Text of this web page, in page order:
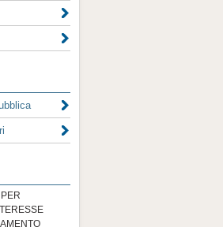
50 COMMA
ALLE
CON LE
DI